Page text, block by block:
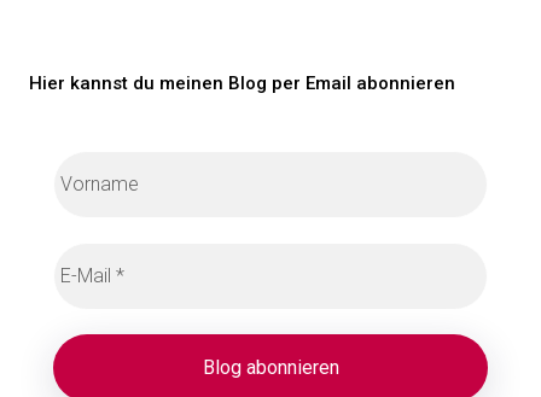
Hier kannst du meinen Blog per Email abonnieren